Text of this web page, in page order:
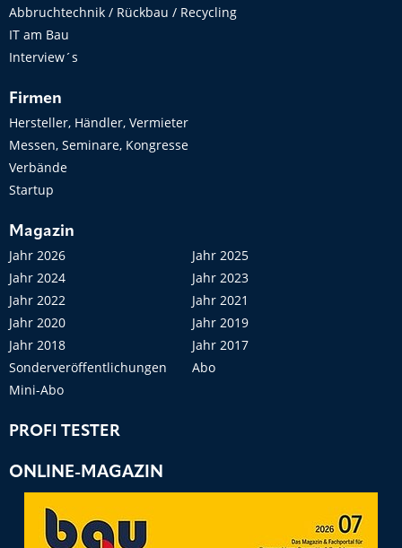
Abbruchtechnik / Rückbau / Recycling
IT am Bau
Interview´s
Firmen
Hersteller, Händler, Vermieter
Messen, Seminare, Kongresse
Verbände
Startup
Magazin
Jahr 2026
Jahr 2025
Jahr 2024
Jahr 2023
Jahr 2022
Jahr 2021
Jahr 2020
Jahr 2019
Jahr 2018
Jahr 2017
Sonderveröffentlichungen
Abo
Mini-Abo
PROFI TESTER
ONLINE-MAGAZIN